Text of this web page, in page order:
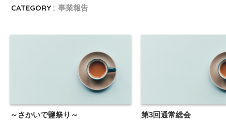
CATEGORY : 事業報告
～さかいで鹽祭り～ 第3回通常総会